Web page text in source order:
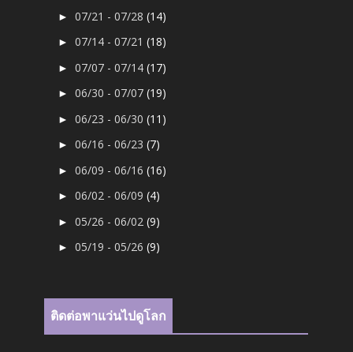
►07/21 - 07/28(14)
►07/14 - 07/21(18)
►07/07 - 07/14(17)
►06/30 - 07/07(19)
►06/23 - 06/30(11)
►06/16 - 06/23(7)
►06/09 - 06/16(16)
►06/02 - 06/09(4)
►05/26 - 06/02(9)
►05/19 - 05/26(9)
ติดต่อพาแว่นไปดูโลก